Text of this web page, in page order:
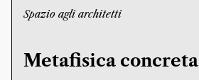
Spazio agli architetti
Metafisica concreta